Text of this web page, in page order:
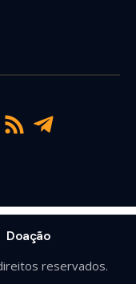
reservados.
Doação